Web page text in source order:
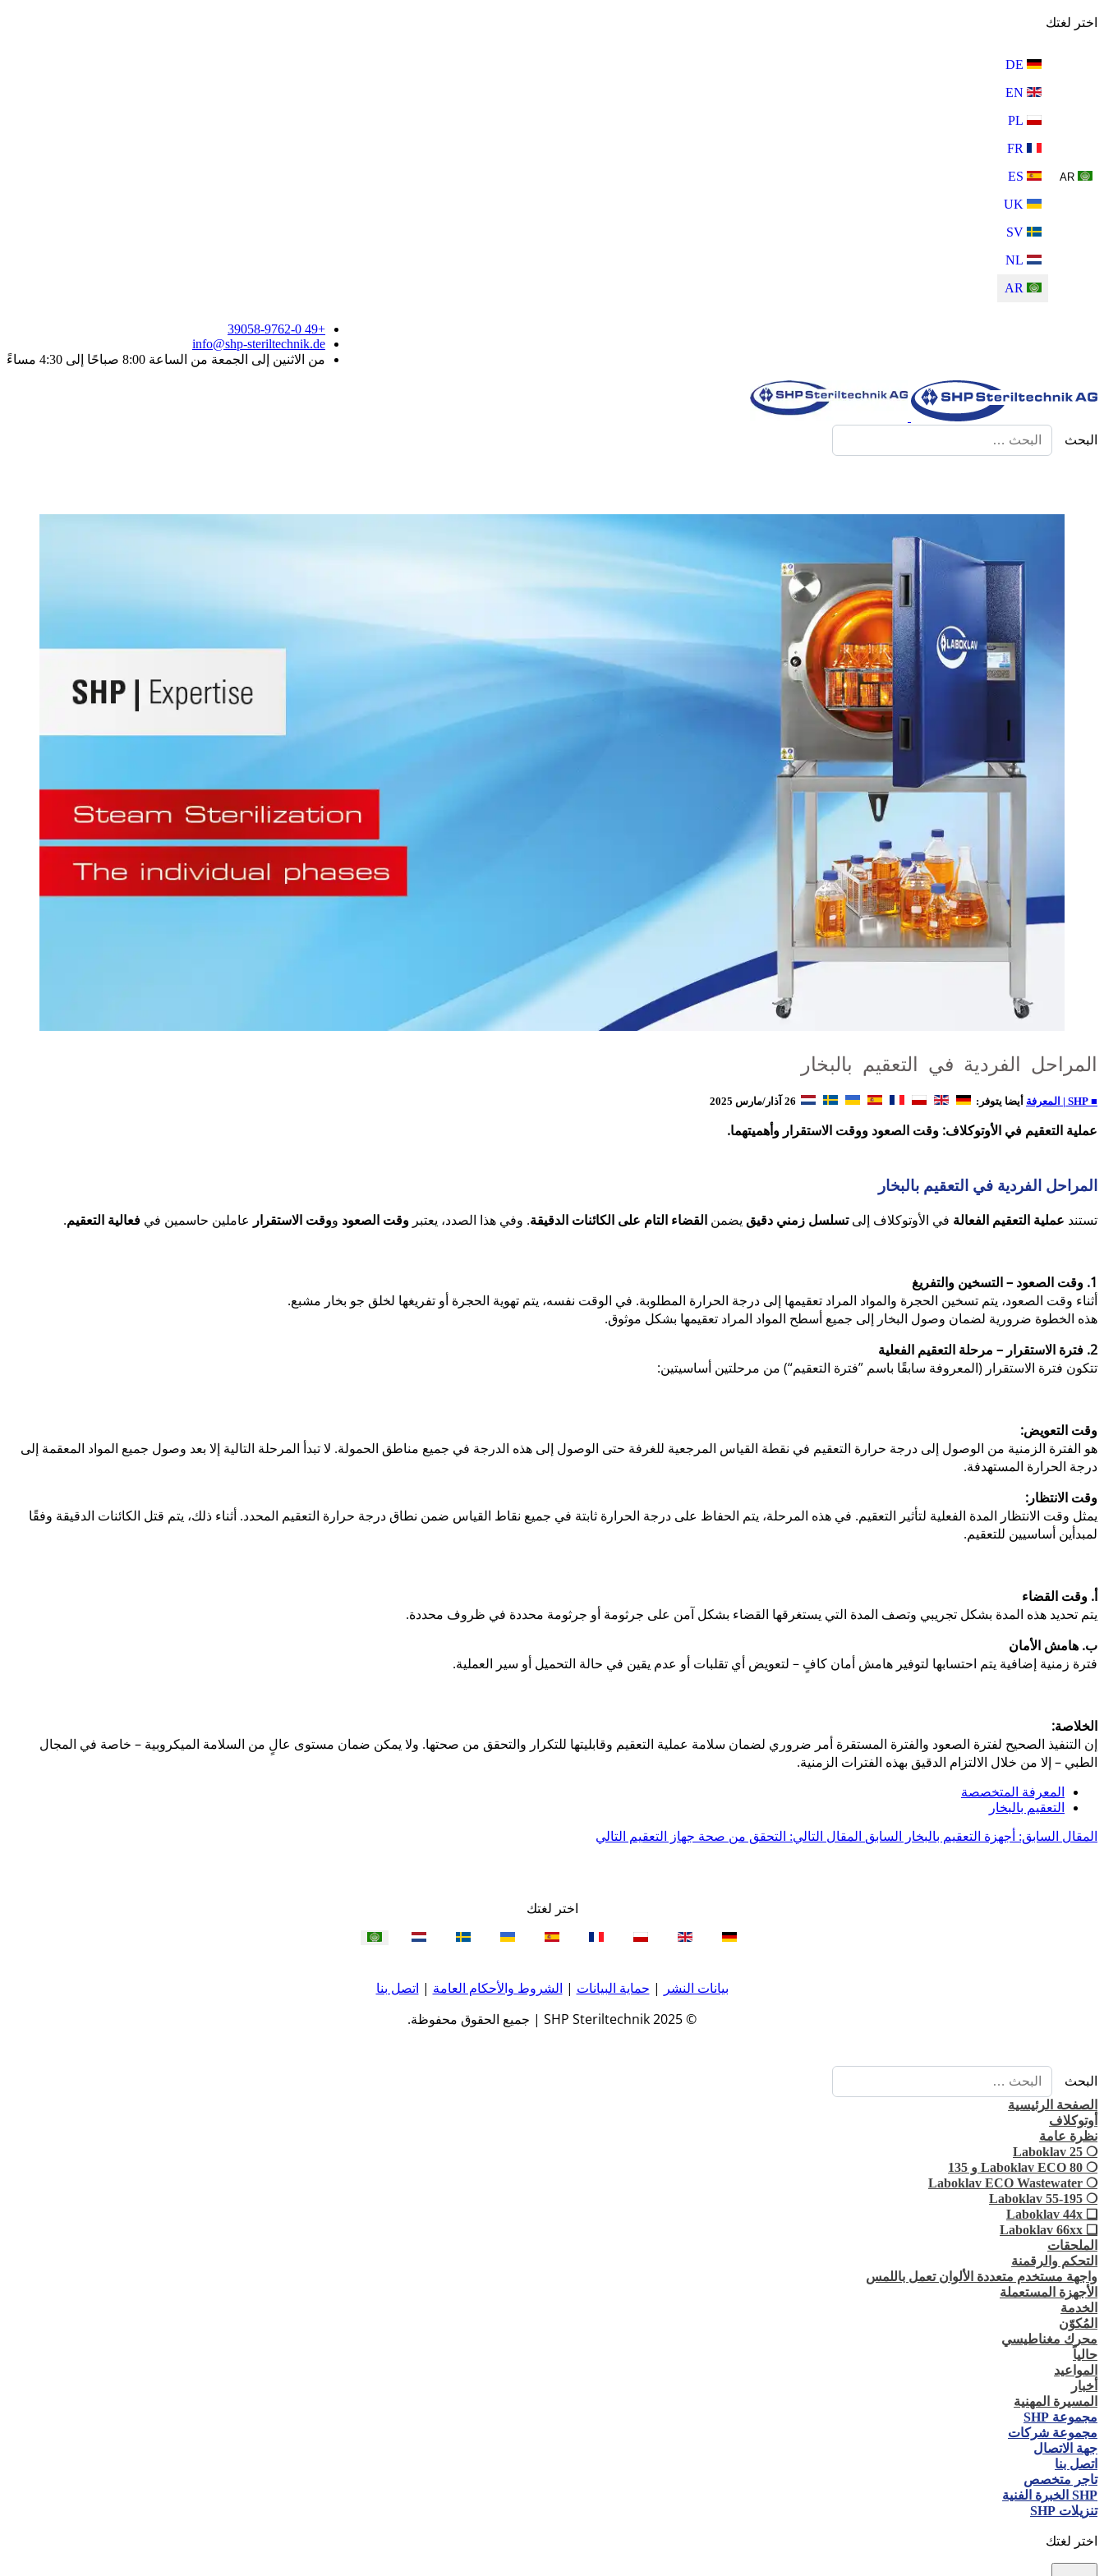
اختر لغتك
+49 39058-9762-0
info@shp-steriltechnik.de
من الاثنين إلى الجمعة من الساعة 8:00 صباحًا إلى 4:30 مساءً
البحث
المراحل الفردية في التعقيم بالبخار
■ SHP | المعرفة أيضا يتوفر: 26 آذار/مارس 2025
عملية التعقيم في الأوتوكلاف: وقت الصعود ووقت الاستقرار وأهميتهما.
المراحل الفردية في التعقيم بالبخار
تستند عملية التعقيم الفعالة في الأوتوكلاف إلىتسلسل زمني دقيق يضمن القضاء التام على الكائنات الدقيقة. وفي هذا الصدد، يعتبر وقت الصعود ووقت الاستقرار عاملين حاسمين في فعالية التعقيم.
1. وقت الصعود – التسخين والتفريغ
أثناء وقت الصعود، يتم تسخين الحجرة والمواد المراد تعقيمها إلى درجة الحرارة المطلوبة. في الوقت نفسه، يتم تهوية الحجرة أو تفريغها لخلق جو بخار مشبع.
هذه الخطوة ضرورية لضمان وصول البخار إلى جميع أسطح المواد المراد تعقيمها بشكل موثوق.
2. فترة الاستقرار – مرحلة التعقيم الفعلية
تتكون فترة الاستقرار (المعروفة سابقًا باسم ”فترة التعقيم“) من مرحلتين أساسيتين:
وقت التعويض:
هو الفترة الزمنية من الوصول إلى درجة حرارة التعقيم في نقطة القياس المرجعية للغرفة حتى الوصول إلى هذه الدرجة في جميع مناطق الحمولة. لا تبدأ المرحلة التالية إلا بعد وصول جميع المواد المعقمة إلى
درجة الحرارة المستهدفة.
وقت الانتظار:
يمثل وقت الانتظار المدة الفعلية لتأثير التعقيم. في هذه المرحلة، يتم الحفاظ على درجة الحرارة ثابتة في جميع نقاط القياس ضمن نطاق درجة حرارة التعقيم المحدد. أثناء ذلك، يتم قتل الكائنات الدقيقة وفقًا
لمبدأين أساسيين للتعقيم.
أ. وقت القضاء
يتم تحديد هذه المدة بشكل تجريبي وتصف المدة التي يستغرقها القضاء بشكل آمن على جرثومة أو جرثومة محددة في ظروف محددة.
ب. هامش الأمان
فترة زمنية إضافية يتم احتسابها لتوفير هامش أمان كافٍ – لتعويض أي تقلبات أو عدم يقين في حالة التحميل أو سير العملية.
الخلاصة:
إن التنفيذ الصحيح لفترة الصعود والفترة المستقرة أمر ضروري لضمان سلامة عملية التعقيم وقابليتها للتكرار والتحقق من صحتها. ولا يمكن ضمان مستوى عالٍ من السلامة الميكروبية – خاصة في المجال
الطبي – إلا من خلال الالتزام الدقيق بهذه الفترات الزمنية.
المعرفة المتخصصة
التعقيم بالبخار
المقال السابق: أجهزة التعقيم بالبخار السابق المقال التالي: التحقق من صحة جهاز التعقيم التالي
اختر لغتك
بيانات النشر | حماية البيانات | الشروط والأحكام العامة | اتصل بنا
© 2025 SHP Steriltechnik | جميع الحقوق محفوظة.
البحث
الصفحة الرئيسية
أوتوكلاف
نظرة عامة
❍ Laboklav 25
❍ Laboklav ECO 80 و 135
❍ Laboklav ECO Wastewater
❍ Laboklav 55-195
❏ Laboklav 44x
❏ Laboklav 66xx
الملحقات
التحكم والرقمنة
واجهة مستخدم متعددة الألوان تعمل باللمس
الأجهزة المستعملة
الخدمة
المُكوّن
محرك مغناطيسي
حالياً
المواعيد
أخبار
المسيرة المهنية
مجموعة SHP
مجموعة شركات
جهة الاتصال
اتصل بنا
تاجر متخصص
SHP الخبرة الفنية
تنزيلات SHP
اختر لغتك